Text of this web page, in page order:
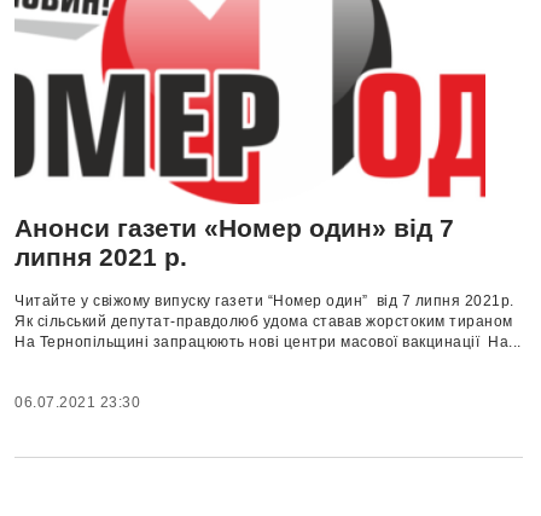
Анонси газети «Номер один» від 7
липня 2021 р.
Читайте у свіжому випуску газети “Номер один” від 7 липня 2021р.
Як сільський депутат-правдолюб удома ставав жорстоким тираном
На Тернопільщині запрацюють нові центри масової вакцинації На...
06.07.2021 23:30